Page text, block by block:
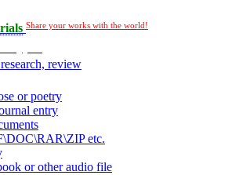
Share your works with the world!
review
or poetry
entry
etc.
or other audio file